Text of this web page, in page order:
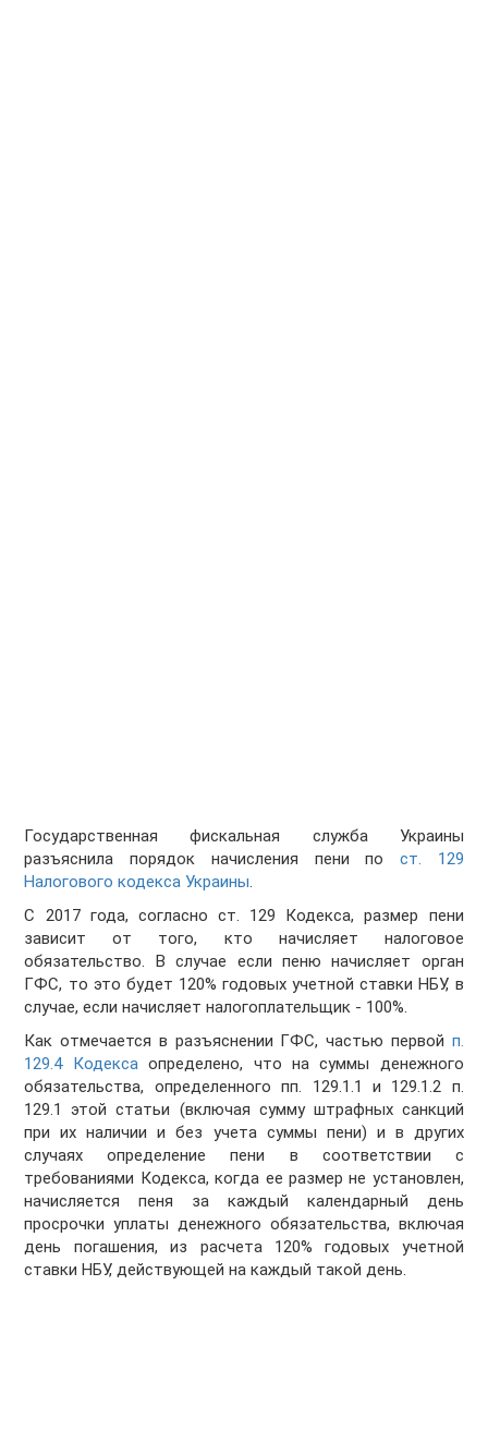
Государственная фискальная служба Украины
разъяснила порядок начисления пени по ст. 129
Налогового кодекса Украины.
С 2017 года, согласно ст. 129 Кодекса, размер пени
зависит от того, кто начисляет налоговое
обязательство. В случае если пеню начисляет орган
ГФС, то это будет 120% годовых учетной ставки НБУ, в
случае, если начисляет налогоплательщик - 100%.
Как отмечается в разъяснении ГФС, частью первой п.
129.4 Кодексаопределено, что на суммы денежного
обязательства, определенного пп. 129.1.1 и 129.1.2 п.
129.1 этой статьи (включая сумму штрафных санкций
при их наличии и без учета суммы пени) и в других
случаях определение пени в соответствии с
требованиями Кодекса, когда ее размер не установлен,
начисляется пеня за каждый календарный день
просрочки уплаты денежного обязательства, включая
день погашения, из расчета 120% годовых учетной
ставки НБУ, действующей на каждый такой день.